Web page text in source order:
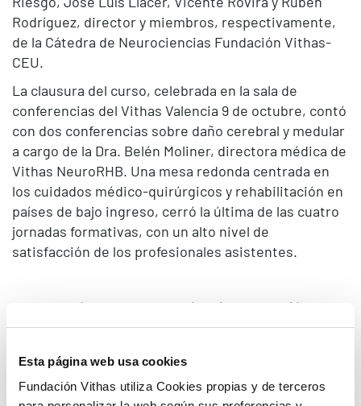
Esta página web usa cookies
Fundación Vithas utiliza Cookies propias y de terceros
Rodríguez, director y miembros, respectivamente,
de la Cátedra de Neurociencias Fundación Vithas-
CEU.
La clausura del curso, celebrada en la sala de
conferencias del Vithas Valencia 9 de octubre, contó
con dos conferencias sobre daño cerebral y medular
a cargo de la Dra. Belén Moliner, directora médica de
Vithas NeuroRHB. Una mesa redonda centrada en
los cuidados médico-quirúrgicos y rehabilitación en
países de bajo ingreso, cerró la última de las cuatro
jornadas formativas, con un alto nivel de
satisfacción de los profesionales asistentes.
Sobre la Cátedra de Neurociencias Fundación
Vithas-CEU
LaCátedra de Neurociencias Fundación Vithas
Cardenal Herrera de Valencia y la Fundación Vithas,